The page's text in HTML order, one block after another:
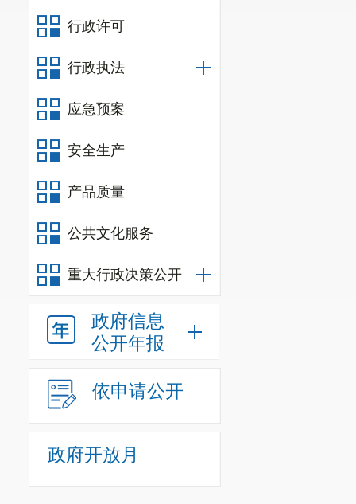
行政许可
行政执法
应急预案
安全生产
产品质量
公共文化服务
重大行政决策公开
政府信息
公开年报
依申请公开
政府开放月